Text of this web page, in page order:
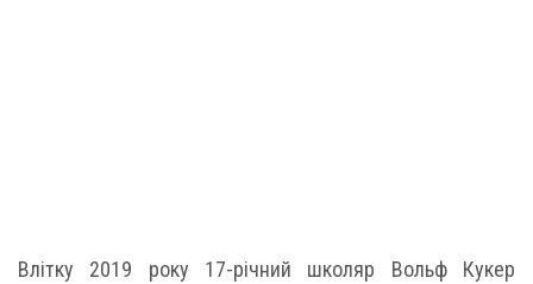
Влітку 2019 року 17-річний школяр Вольф Кукер